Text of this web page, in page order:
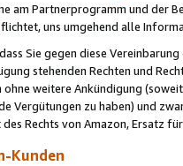
am Partnerprogramm und der
uns umgehend alle
Sie gegen diese
stehenden Rechten und
ohne weitere Ankündigung
Vergütungen zu haben) und
des Rechts von Amazon, Ersatz
Kunden